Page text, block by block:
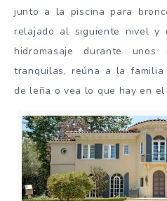
junto a la piscina para
relajado al siguiente nivel y
hidromasaje durante
tranquilas, reúna a la
de leña o vea lo que hay en el